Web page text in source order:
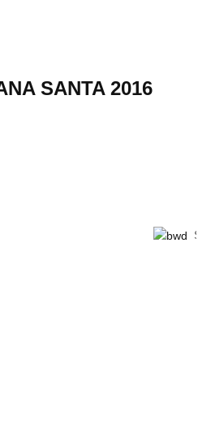
SANTA 2016
Set